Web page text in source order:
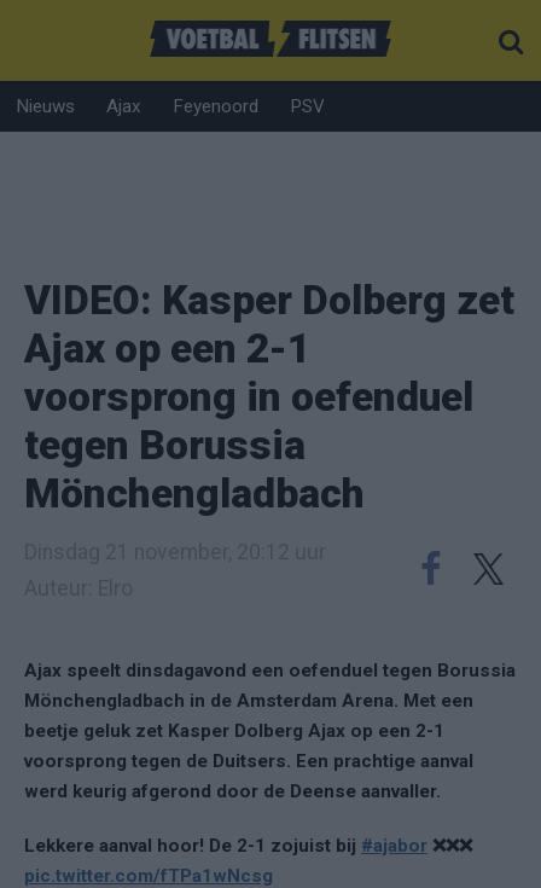
Nieuws Ajax Feyenoord PSV
VIDEO: Kasper Dolberg zet
Ajax op een 2-1
voorsprong in oefenduel
tegen Borussia
Mönchengladbach
Ajax speelt dinsdagavond een oefenduel tegen Borussia
Mönchengladbach in de Amsterdam Arena. Met een
beetje geluk zet Kasper Dolberg Ajax op een 2-1
voorsprong tegen de Duitsers. Een prachtige aanval
werd keurig afgerond door de Deense aanvaller.
Lekkere aanval hoor! De 2-1 zojuist bij #ajabor ❌❌❌
pic.twitter.com/fTPa1wNcsg